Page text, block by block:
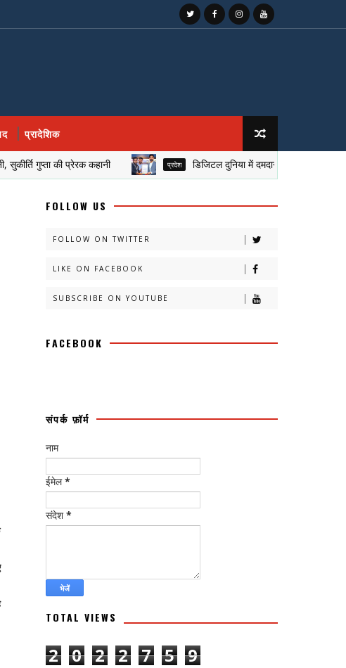
प्रादेशिक
गुप्ता की प्रेरक कहानी प्रदेश डिजिटल दुनिया में दमदार दस्तक के साथ 'बेस्ट सोशल
FOLLOW US
FOLLOW ON TWITTER
LIKE ON FACEBOOK
SUBSCRIBE ON YOUTUBE
FACEBOOK
संपर्क फ़ॉर्म
नाम
ईमेल*
संदेश *
TOTAL VIEWS
2 0 2 2 7 5 9